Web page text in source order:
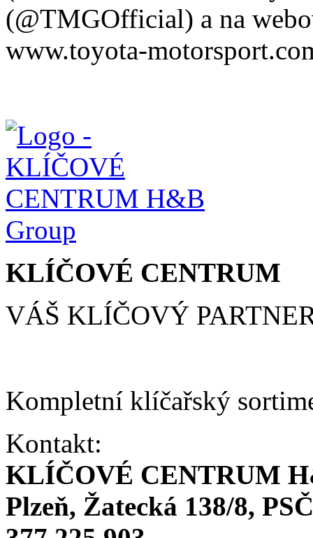
(@TMGOfficial) a na
www.toyota-
KLÍČOVÉ CENTRUM
VÁŠ KLÍČOVÝ
Kompletní klíčařský
Kontakt:
KLÍČOVÉ CENTRUM
Plzeň, Žatecká 138/8,